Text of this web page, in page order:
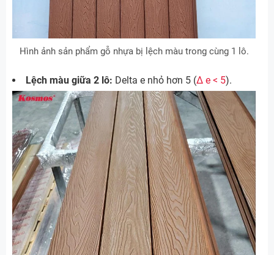
Hình ảnh sản phẩm gỗ nhựa bị lệch màu trong cùng 1 lô.
Lệch màu giữa 2 lô: Delta e nhỏ hơn 5 (∆ e < 5).